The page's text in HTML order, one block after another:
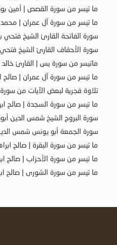
ما تيسر من سورة القصص | أمين
ما تيسر من سورة آل عمران |
سورة الفاتحة القارئ الشيخ
سورة الأحقاف القارئ الشيخ
ماتيسر من سورة يس | القارئ خالد
ما تيسر من سورة آل عمران | صالح
تلاوة فجرية لبعض الآيات من سورة
ما تيسر من سورة السجدة | صالح
سورة البروج الشيخ شمس الدين
سورة الجمعة أبو يونس شمس
ما تيسر من سورة البقرة | صالح
ما تيسر من سورة الأحزاب | صالح
ما تيسر من سورة الشورى | صالح